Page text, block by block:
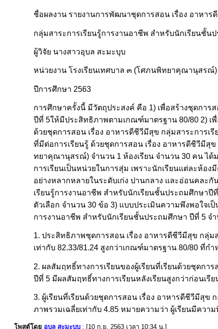
ชื่อผลงาน รายงานการพัฒนาชุดการสอน เรื่อง อาหาร
กลุ่มสาระการเรียนรู้การงานอาชีพ สำหรับนักเรียนชั้น
ผู้วิจัย นางสาวอุบล สะมะบุบ
หน่วยงาน โรงเรียนเทศบาล ๓ (โศภนพิทยาคุณานุสรณ์
ปีการศึกษา 2563
การศึกษาครั้งนี้ มีวัตถุประสงค์ คือ 1) เพื่อสร้างชุดกา
ปีที่ 5ให้มีประสิทธิภาพตามเกณฑ์มาตรฐาน 80/80 2) เ
ด้วยชุดการสอน เรื่อง อาหารดีชีวีมีสุข กลุ่มสาระการเ
ที่มีต่อการเรียนรู้ ด้วยชุดการสอน เรื่อง อาหารดีชีวีมีสุ
ทยาคุณานุสรณ์) จำนวน 1 ห้องเรียน จำนวน 30 คน ได้
การเรียนเป็นหน่วยในการสุ่ม เพราะนักเรียนแต่ละห้อ
อย่างหลากหลายในระดับเก่ง ปานกลาง และอ่อนคละ
เรียนรู้การงานอาชีพ สำหรับนักเรียนชั้นประถมศึกษาปี
ตัวเลือก จำนวน 30 ข้อ 3) แบบประเมินความพึงพอใจ
การงานอาชีพ สำหรับนักเรียนชั้นประถมศึกษา ปีที่ 5 จ
1. ประสิทธิภาพชุดการสอน เรื่อง อาหารดีชีวีมีสุข กลุ่
เท่ากับ 82.33/81.24 สูงกว่าเกณฑ์มาตรฐาน 80/80 ที่กำ
2. ผลสัมฤทธิ์ทางการเรียนของผู้เรียนที่เรียนด้วยชุดก
ปีที่ 5 มีผลสัมฤทธิ์ทางการเรียนหลังเรียนสูงกว่าก่อนเ
3. ผู้เรียนที่เรียนด้วยชุดการสอน เรื่อง อาหารดีชีวีมีสุ
ภาพรวมเฉลี่ยเท่ากับ 4.85 หมายความว่า ผู้เรียนมีควา
โพสต์โดย อุบล สะมะบุบ : [10 ก.ย. 2563 เวลา 10:34 น.]